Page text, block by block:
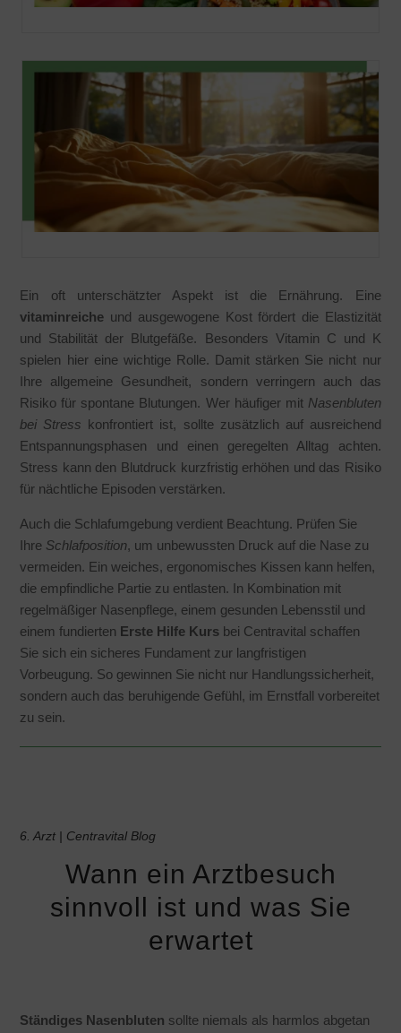
Ein oft unterschätzter Aspekt ist die Ernährung. Eine
vitaminreiche und ausgewogene Kost fördert die Elastizität
und Stabilität der Blutgefäße. Besonders Vitamin C und K
spielen hier eine wichtige Rolle. Damit stärken Sie nicht nur
Ihre allgemeine Gesundheit, sondern verringern auch das
Risiko für spontane Blutungen. Wer häufiger mit Nasenbluten
bei Stress konfrontiert ist, sollte zusätzlich auf ausreichend
Entspannungsphasen und einen geregelten Alltag achten.
Stress kann den Blutdruck kurzfristig erhöhen und das Risiko
für nächtliche Episoden verstärken.
Auch die Schlafumgebung verdient Beachtung. Prüfen Sie
Ihre Schlafposition, um unbewussten Druck auf die Nase zu
vermeiden. Ein weiches, ergonomisches Kissen kann helfen,
die empfindliche Partie zu entlasten. In Kombination mit
regelmäßiger Nasenpflege, einem gesunden Lebensstil und
einem fundierten Erste Hilfe Kurs bei Centravital schaffen
Sie sich ein sicheres Fundament zur langfristigen
Vorbeugung. So gewinnen Sie nicht nur Handlungssicherheit,
sondern auch das beruhigende Gefühl, im Ernstfall vorbereitet
zu sein.
6. Arzt | Centravital Blog
Wann ein Arztbesuch
sinnvoll ist und was Sie
erwartet
Ständiges Nasenbluten sollte niemals als harmlos abgetan